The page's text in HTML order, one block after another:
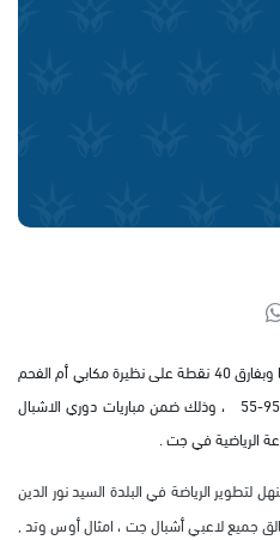
حقق فريق اشبال هبوعيل جت فوزا مقنعا وبفارق 40 نقطة على نظيرة مكابي أم الفحم
، حيث انتهى اللقاء بفوز الجتاويين بنتيجة 95-55 ، وذلك ضمن مباريات دوري الاشبال
الرياضية في جت .
الرياضة في البلدة السيد نور الدين
جميع لاعبي أشبال جت ، امثال أوس وتد ,